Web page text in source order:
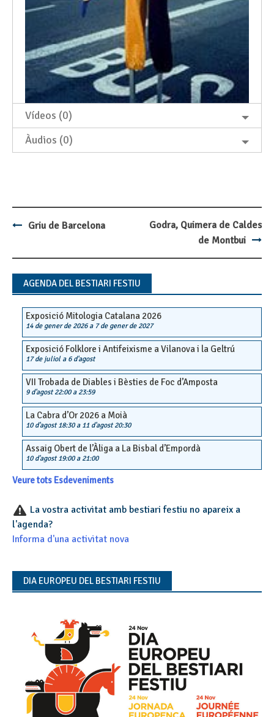
Vídeos (0)
Àudios (0)
navigation
Griu de Barcelona
Godra, Quimera de Caldes
de Montbui
AGENDA DEL BESTIARI FESTIU
Exposició Mitologia Catalana 2026
14 de gener de 2026a 7 de gener de 2027
Exposició Folklore i Antifeixisme a Vilanova i la Geltrú
17 de juliola 6 d'agost
VII Trobada de Diables i Bèsties de Foc d’Amposta
9 d'agost 22:00a 23:59
La Cabra d’Or 2026 a Moià
10 d'agost 18:30a 11 d'agost 20:30
Assaig Obert de l’Àliga a La Bisbal d’Empordà
10 d'agost 19:00a 21:00
Veure tots Esdeveniments
La vostra activitat amb bestiari festiu no apareix a
l'agenda?
Informa d'una activitat nova
DIA EUROPEU DEL BESTIARI FESTIU